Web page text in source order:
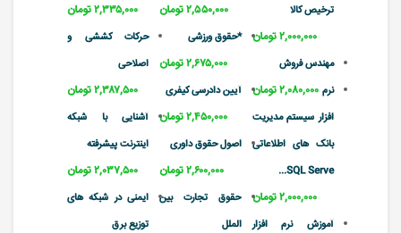
ترخیص کالا
۲,۰۰۰,۰۰۰ تومان
مهندس فروش
۲,۰۸۰,۰۰۰ تومان نرم
افزار سیستم مدیریت
بانک های اطلاعاتی
SQL Serve...
۲,۰۰۰,۰۰۰ تومان
آموزش نرم افزار
۲,۵۵۰,۰۰۰ تومان
*حقوق ورزشی
۲,۶۷۵,۰۰۰ تومان
آیین دادرسی کیفری
۲,۴۵۰,۰۰۰ تومان
اصول حقوق داوری
۲,۶۰۰,۰۰۰ تومان
حقوق تجارت بین
الملل
۲,۳۳۵,۰۰۰ تومان
حرکات کششی و
اصلاحی
۲,۳۸۷,۵۰۰ تومان
آشنایی با شبکه
اینترنت پیشرفته
۲,۰۳۷,۵۰۰ تومان
ایمنی در شبکه های
توزیع برق